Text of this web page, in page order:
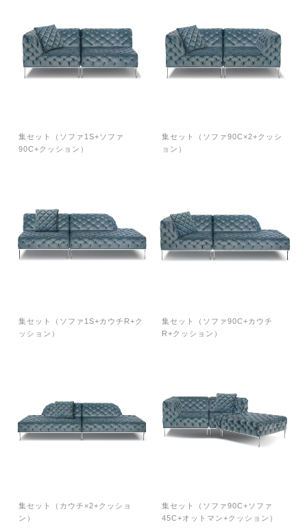
集セット（ソファ1S+ソファ
90C+クッション）
集セット（ソファ90C×2+クッシ
ョン）
集セット（ソファ1S+カウチR+ク
ッション）
集セット（ソファ90C+カウチ
R+クッション）
集セット（カウチ×2+クッショ
ン）
集セット（ソファ90C+ソファ
45C+オットマン+クッション）